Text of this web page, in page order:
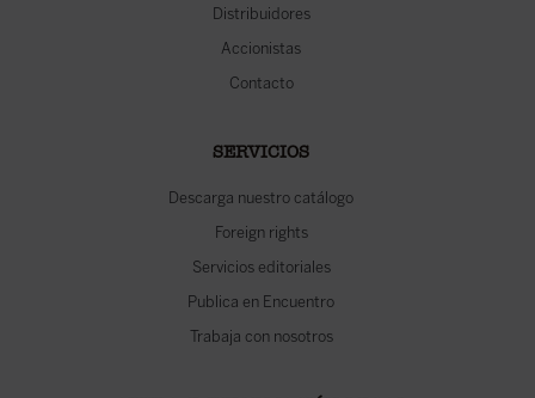
Distribuidores
Accionistas
Contacto
SERVICIOS
Descarga nuestro catálogo
Foreign rights
Servicios editoriales
Publica en Encuentro
Trabaja con nosotros